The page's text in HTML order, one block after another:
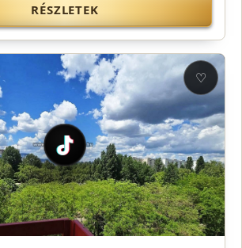
RÉSZLETEK
♡